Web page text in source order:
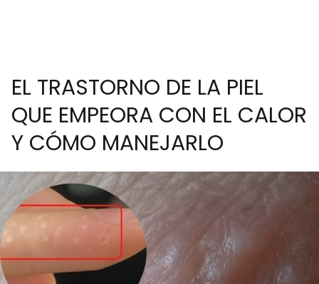
EL TRASTORNO DE LA PIEL
QUE EMPEORA CON EL CALOR
Y CÓMO MANEJARLO